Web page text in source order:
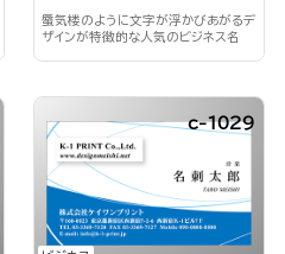
蜃気楼のように文字が浮かびあがるデ
ザインが特徴的な人気のビジネス名
c-1029